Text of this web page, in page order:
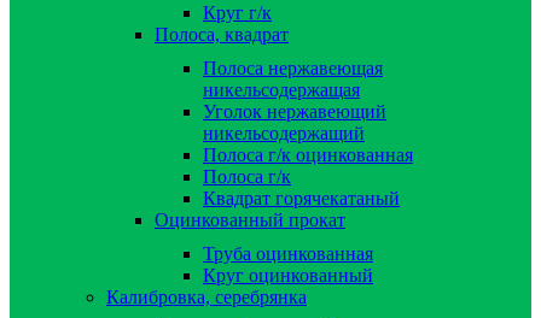
Круг г/к
Полоса, квадрат
Полоса нержавеющая
никельсодержащая
Уголок нержавеющий
никельсодержащий
Полоса г/к оцинкованная
Полоса г/к
Квадрат горячекатаный
Оцинкованный прокат
Труба оцинкованная
Круг оцинкованный
Калибровка, серебрянка